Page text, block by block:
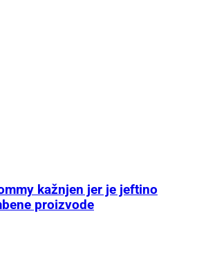
kažnjen jer je jeftino
proizvode